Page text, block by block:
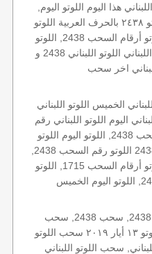
هذا اليوم اللوتو اليوم,
اللوتو 2438 عو رقم سحب اللوتو ٢٤٣٨ بالحرف العربية اللوتو
1718, اللوتو 2026-08-06, اللوتو أرقام السحب 2438, اللوتو
الخميس, 2438 الخميس اللوتو اللبناني اللوتو اللبناني 2438 و
الخميس اللوتو اللبناني
06, اللوتو اللبناني اليوم اللوتو اللبناني رقم
السحب اللوتو اللبناني رقم السحب 2438, اللوتو اليوم اللوتو
اللوتو لبنان اللوتو من لبنان, اللوتو أرقام السحب 1715, اللوتو
رقم السحب: 2438, زيد, زيد 2438, سحب 2438, سحب
الخميس سحب اللوتو سحب اللوتو ١٣ أيار ٢٠١٩ سحب اللوتو
اللبناني, سحب اللوتو اللبناني